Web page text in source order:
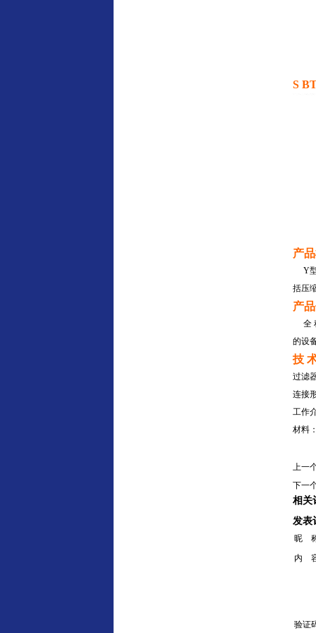
S
产
Y
括压
产
全
的设
技
过
连
工
材
上一
下一
相关
发表
昵
内
验证